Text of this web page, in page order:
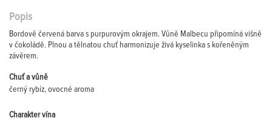
Popis
Bordově červená barva s purpurovým okrajem. Vůně Malbecu připomíná višně
v čokoládě. Plnou a tělnatou chuť harmonizuje živá kyselinka s kořeněným
závěrem.
Chuť a vůně
černý rybíz, ovocné aroma
Charakter vína